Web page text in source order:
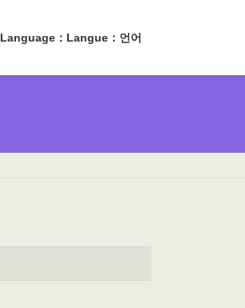
Language：Langue：언어